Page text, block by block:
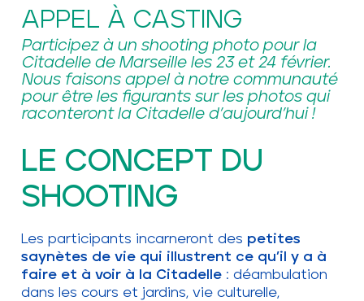
APPEL À CASTING
Participez à un shooting photo pour la
Citadelle de Marseille les 23 et 24 février.
Nous faisons appel à notre communauté
pour être les figurants sur les photos qui
raconteront la Citadelle d’aujourd’hui !
LE CONCEPT DU
SHOOTING
Les participants incarneront des petites
saynètes de vie qui illustrent ce qu’il y a à
faire et à voir à la Citadelle : déambulation
dans les cours et jardins, vie culturelle,